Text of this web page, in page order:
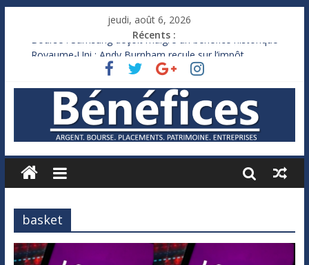
jeudi, août 6, 2026
Récents :
Bourse : Samsung déçoit malgré un bénéfice historique
Royaume-Uni : Andy Burnham recule sur l’impôt
Xavier Niel, le milliardaire qui ne touche presque rien
Ruée des fortunes russes vers l’étranger
France : le logement mis à l’épreuve par la chaleur
basket